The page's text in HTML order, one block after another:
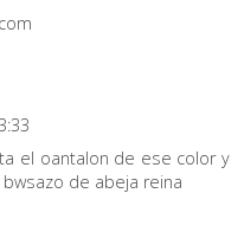
el oantalon de ese color y
de abeja reina